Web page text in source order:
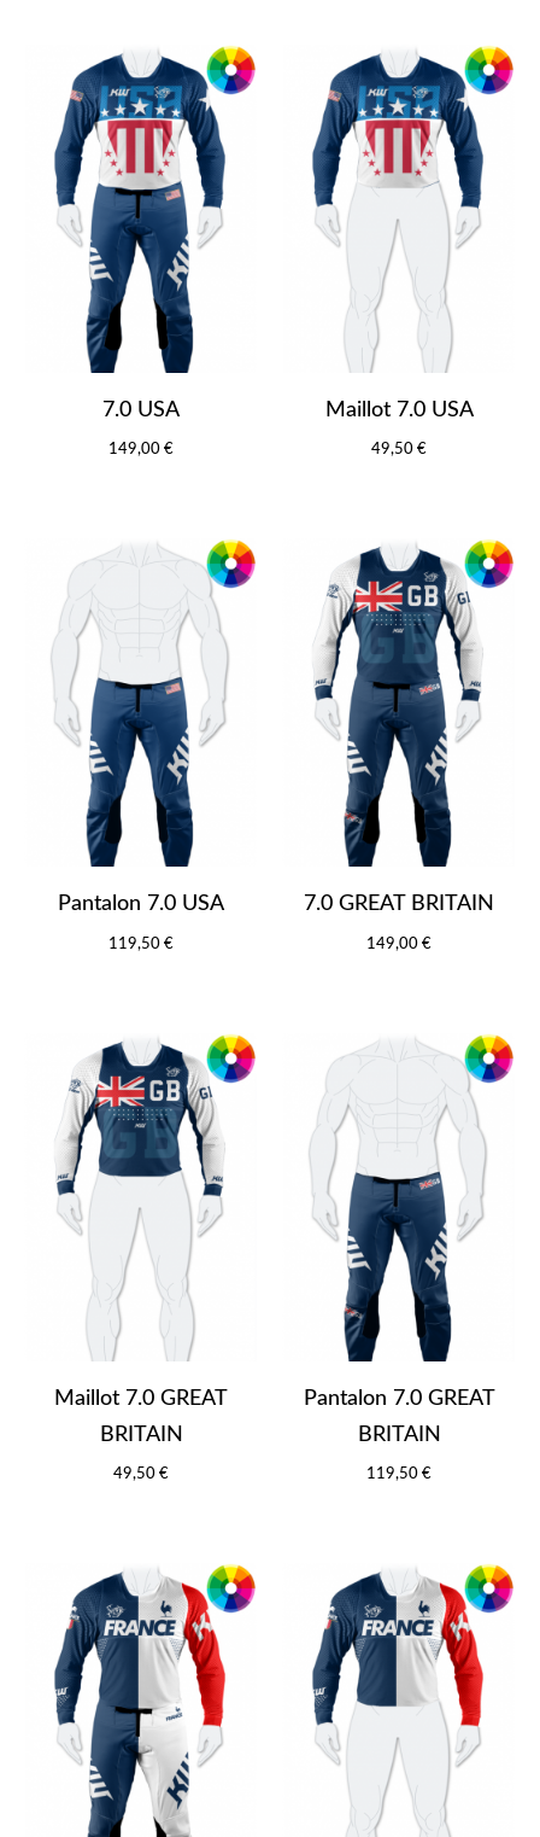
7.0 USA
149,00 €
Maillot 7.0 USA
49,50 €
Pantalon 7.0 USA
119,50 €
7.0 GREAT BRITAIN
149,00 €
Maillot 7.0 GREAT
BRITAIN
49,50 €
Pantalon 7.0 GREAT
BRITAIN
119,50 €